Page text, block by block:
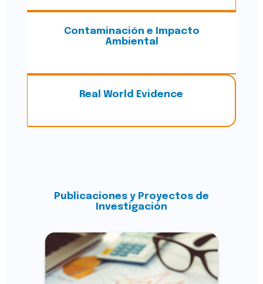
Contaminación e Impacto
Ambiental
Real World Evidence
Publicaciones y Proyectos de
Investigación